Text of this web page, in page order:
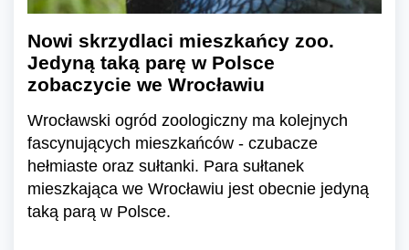
Nowi skrzydlaci mieszkańcy zoo.
Jedyną taką parę w Polsce
zobaczycie we Wrocławiu
Wrocławski ogród zoologiczny ma kolejnych
fascynujących mieszkańców - czubacze
hełmiaste oraz sułtanki. Para sułtanek
mieszkająca we Wrocławiu jest obecnie jedyną
taką parą w Polsce.